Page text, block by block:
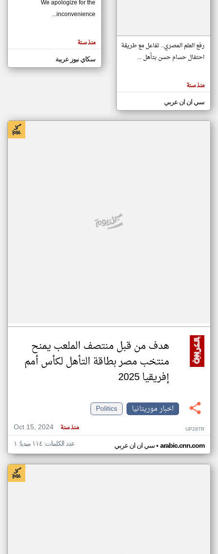
مصادر الأخبار من موريتانيا
اخبار موريتانيا على مدار الساعة
أهم اخبار موريتانيا العاجلة والمباشرة
المقالات
الموجوده
هنا عن
رفع العلم المصري.. تفاعل مع طريقة
احتفال حسام حسن بتأهل ...
منذ سنة
سي ان ان عربي
We apologize for the
inconvenience...
منذ سنة
سكاي نيوز عربية
هدف من قبل منتصف الملعب يمنح
منتخب مصر بطاقة التأهل لكأس أمم
إفريقيا 2025
اخبار موريتانيا
Politics
Oct 15, 2024
منذ سنة UP28TR
سي ان ان عربي• arabic.cnn.com عدد الكلمات: ١١٤ ميديا: ١
klyoum.com